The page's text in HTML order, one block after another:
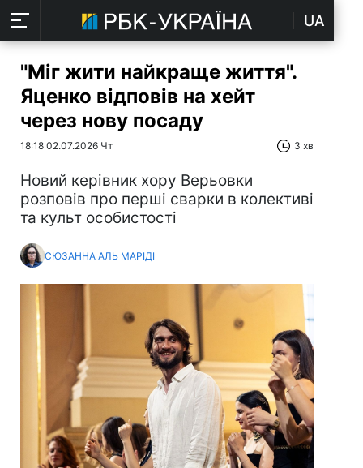
UA
"Міг жити найкраще життя".
Яценко відповів на хейт
через нову посаду
18:18 02.07.2026 Чт 3 хв
Новий керівник хору Верьовки
розповів про перші сварки в колективі
та культ особистості
СЮЗАННА АЛЬ МАРІДІ